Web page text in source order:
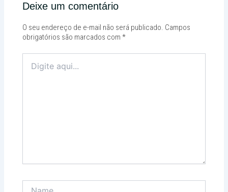
Deixe um comentário
O seu endereço de e-mail não será publicado. Campos
obrigatórios são marcados com*
aqui...